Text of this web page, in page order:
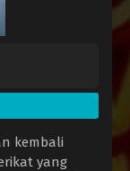
kembali
yang